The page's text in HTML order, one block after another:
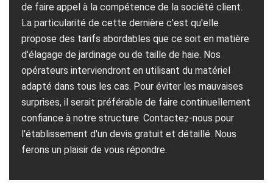
de faire appel à la compétence de la société client.
La particularité de cette dernière c'est qu'elle
propose des tarifs abordables que ce soit en matière
d'élagage de jardinage ou de taille de haie. Nos
opérateurs interviendront en utilisant du matériel
adapté dans tous les cas. Pour éviter les mauvaises
surprises, il serait préférable de faire continuellement
confiance à notre structure. Contactez-nous pour
l'établissement d'un devis gratuit et détaillé. Nous
ferons un plaisir de vous répondre.